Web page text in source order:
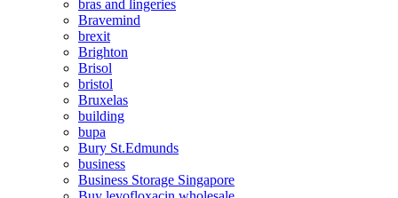
bras and lingeries
Bravemind
brexit
Brighton
Brisol
bristol
Bruxelas
building
bupa
Bury St.Edmunds
business
Business Storage Singapore